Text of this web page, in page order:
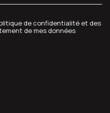
de confidentialité et des
de mes données